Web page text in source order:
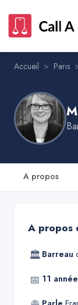
Maître
Accueil > Paris
A propos
A propos
🏛 Barreau
📅 11